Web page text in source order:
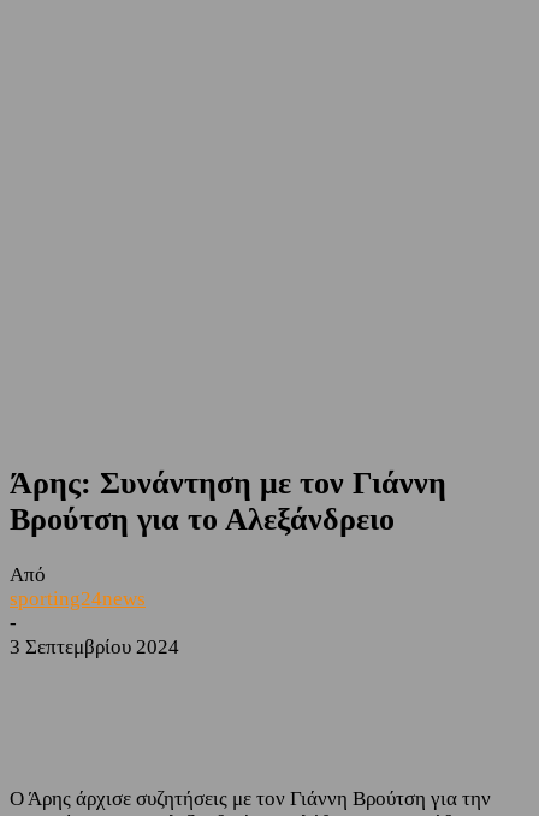
Άρης: Συνάντηση με τον Γιάννη
Βρούτση για το Αλεξάνδρειο
Από
sporting24news
-
3 Σεπτεμβρίου 2024
Ο Άρης άρχισε συζητήσεις με τον Γιάννη Βρούτση για την